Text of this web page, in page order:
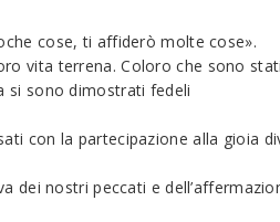
cose, ti affiderò molte cose».
vita terrena. Coloro che sono
si sono dimostrati fedeli
con la partecipazione alla gioia
dei nostri peccati e